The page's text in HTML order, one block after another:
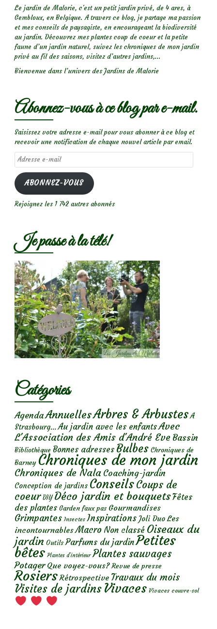
Le jardin de Malorie, c'est un petit jardin privé, de 4 ares, à
Gembloux, en Belgique. A travers ce blog, je partage ma passion
et mes conseils de paysagiste, en encourageant la biodiversité
au jardin. Découvrez mes plantes coup de coeur et la petite
faune d’un jardin naturel, suivez les chroniques de mon jardin
privé au fil des saisons, visitez d’autres jardins,...
Bienvenue dans l’univers des Jardins de Malorie
Abonnez-vous à ce blog par e-mail.
Saisissez votre adresse e-mail pour vous abonner à ce blog et
recevoir une notification de chaque nouvel article par email.
Adresse
e-
mail
ABONNEZ-VOUS
Rejoignez les 1 742 autres abonnés
Je passe à la télé!
Catégories
AgendaAnnuellesArbres & Arbustes A
Strasbourg... Au jardin avec les enfantsAvec
L'Association des Amis d'André Eve Bassin
Bibliothèque Bonnes adresses Bulbes Chroniques de
Barney Chroniques de mon jardin
Chroniques de Nala Coaching-jardin
Conception de jardins ConseilsCoups de
coeur DIY Déco jardin et bouquetsFêtes
des plantes Garden faux pas Gourmandises
Grimpantes Insectes Inspirations Joli Duo Les
incontournables Macro Non classé Oiseaux du
jardin Outils Parfums du jardinPetites
bêtes Plantes d’intérieur Plantes sauvages
Potager Que voyez-vous? Revue de presse
Rosiers Rétrospective Travaux du mois
Visites de jardins Vivaces Vivaces couvre-sol